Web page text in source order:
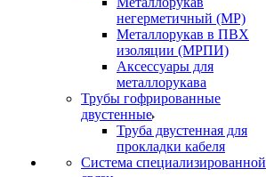
негерметичный (МР)
Металлорукав в ПВХ
изоляции (МРПИ)
Аксессуары для
металлорукава
Трубы гофрированные
двустенные
Труба двустенная для
прокладки кабеля
Система специализированной